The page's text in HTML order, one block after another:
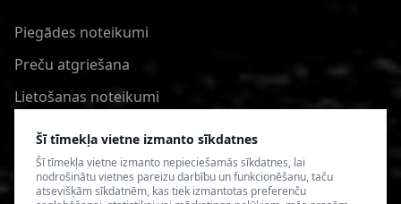
Šī tīmekļa vietne izmanto sīkdatnes
Šī tīmekļa vietne izmanto nepieciešamās sīkdatnes, lai
nodrošinātu vietnes pareizu darbību un funkcionēšanu, taču
atsevišķām sīkdatnēm, kas tiek izmantotas preferenču
Piegādes noteikumi
Preču atgriešana
Lietošanas noteikumi
Privātuma politika